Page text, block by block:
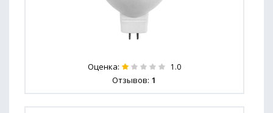
Оценка: 1.0
Отзывов: 1